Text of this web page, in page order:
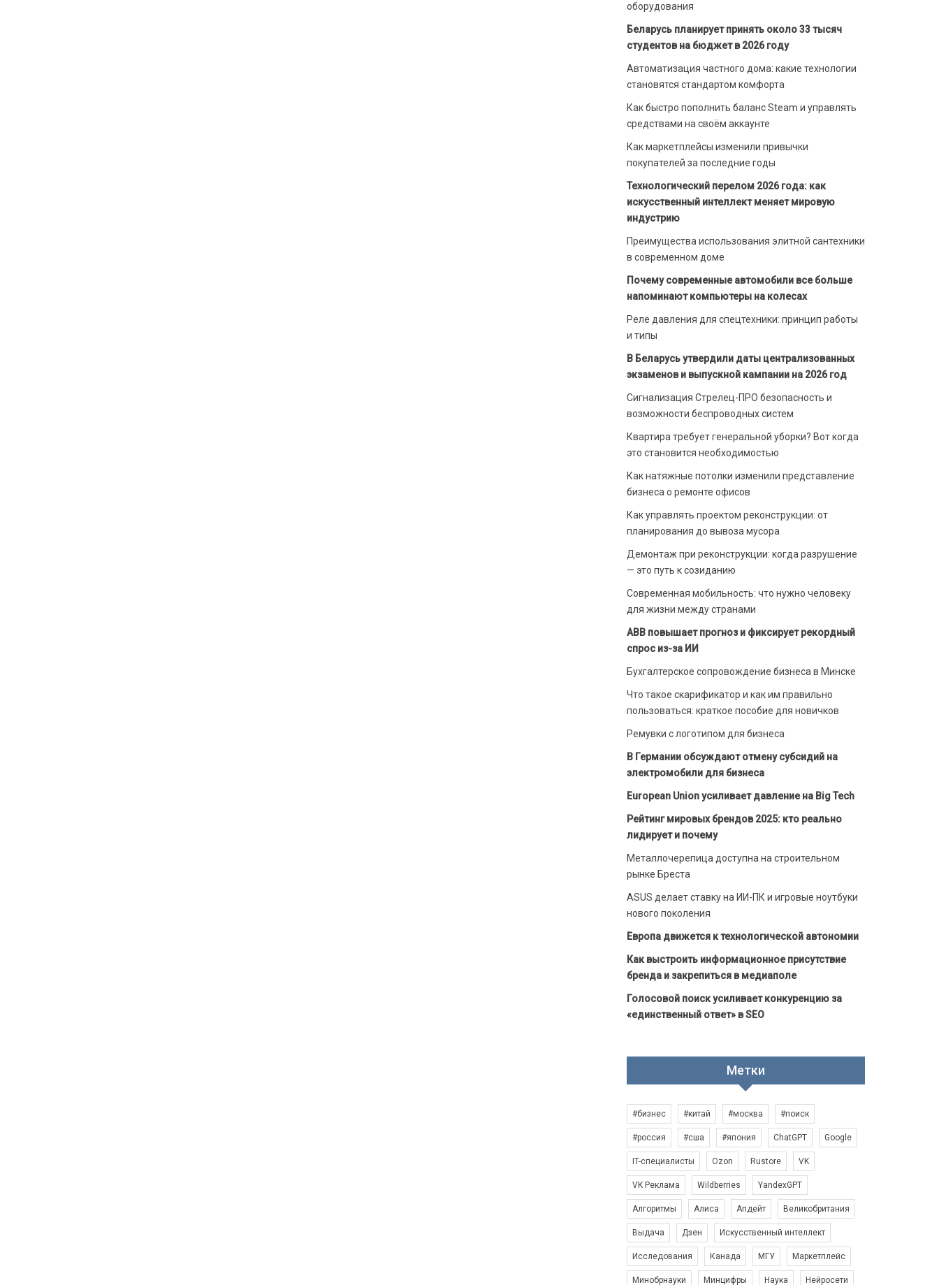
оборудования
Беларусь планирует принять около 33 тысяч
студентов на бюджет в 2026 году
Автоматизация частного дома: какие технологии
становятся стандартом комфорта
Как быстро пополнить баланс Steam и управлять
средствами на своём аккаунте
Как маркетплейсы изменили привычки
покупателей за последние годы
Технологический перелом 2026 года: как
искусственный интеллект меняет мировую
индустрию
Преимущества использования элитной сантехники
в современном доме
Почему современные автомобили все больше
напоминают компьютеры на колесах
Реле давления для спецтехники: принцип работы
и типы
В Беларусь утвердили даты централизованных
экзаменов и выпускной кампании на 2026 год
Сигнализация Стрелец-ПРО безопасность и
возможности беспроводных систем
Квартира требует генеральной уборки? Вот когда
это становится необходимостью
Как натяжные потолки изменили представление
бизнеса о ремонте офисов
Как управлять проектом реконструкции: от
планирования до вывоза мусора
Демонтаж при реконструкции: когда разрушение
— это путь к созиданию
Современная мобильность: что нужно человеку
для жизни между странами
ABB повышает прогноз и фиксирует рекордный
спрос из-за ИИ
Бухгалтерское сопровождение бизнеса в Минске
Что такое скарификатор и как им правильно
пользоваться: краткое пособие для новичков
Ремувки с логотипом для бизнеса
В Германии обсуждают отмену субсидий на
электромобили для бизнеса
European Union усиливает давление на Big Tech
Рейтинг мировых брендов 2025: кто реально
лидирует и почему
Металлочерепица доступна на строительном
рынке Бреста
ASUS делает ставку на ИИ-ПК и игровые ноутбуки
нового поколения
Европа движется к технологической автономии
Как выстроить информационное присутствие
бренда и закрепиться в медиаполе
Голосовой поиск усиливает конкуренцию за
«единственный ответ» в SEO
Метки
#бизнес #китай #москва #поиск
#россия #сша #япония ChatGPT Google
IT-специалисты Ozon Rustore VK
VK Реклама Wildberries YandexGPT
Алгоритмы Алиса Апдейт Великобритания
Выдача Дзен Искусственный интеллект
Исследования Канада МГУ Маркетплейс
Минобрнауки Минцифры Наука Нейросети